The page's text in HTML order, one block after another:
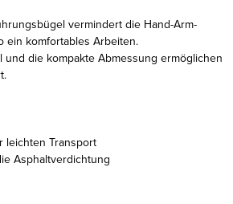
vermindert die Hand-Arm-
ein komfortables Arbeiten.
und die kompakte Abmessung ermöglichen
leichten Transport
Asphaltverdichtung